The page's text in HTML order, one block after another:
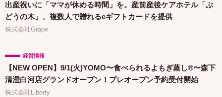
出産祝いに「ママが休める時間」を。産前産後ケアホテル「ぶ
どうの木」、複数人で贈れるeギフトカードを提供
株式会社Grape
経営情報
【NEW OPEN】9/1(火)YOMO〜食べられるよもぎ蒸し®〜森下
清澄白河店グランドオープン！プレオープン予約受付開始
株式会社Liberty